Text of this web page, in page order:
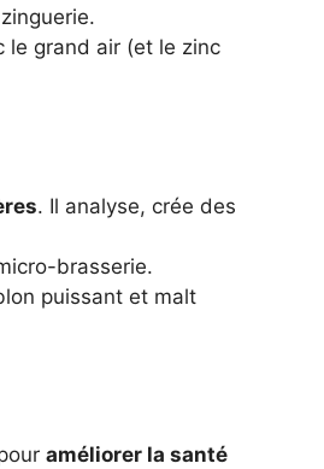
le grand air (et le zinc
. Il analyse, crée des
brasserie.
puissant et malt
améliorer la santé